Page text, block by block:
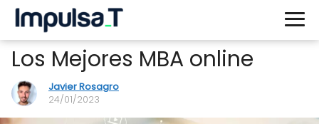
Los Mejores MBA online
Javier Rosagro
24/01/2023